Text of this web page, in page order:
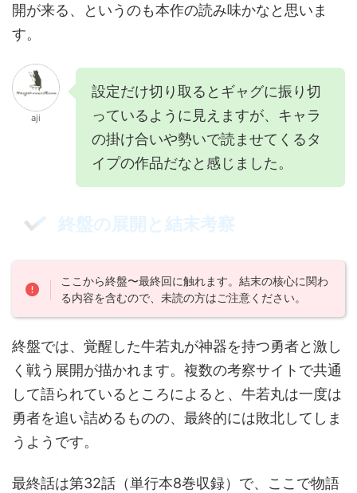
開が来る、というのも本作の読み味かなと思いま
す。
aji
設定だけ切り取るとギャグに振り切
っているように見えますが、キャラ
の掛け合いや勢いで読ませてくるタ
イプの作品だなと感じました。
終盤の展開と結末考察
ここから終盤〜最終回に触れます。結末の核心に関わ
る内容を含むので、未読の方はご注意ください。
終盤では、覚醒した牛若丸が神器を持つ勇者と激し
く戦う展開が描かれます。複数の考察サイトで共通
して語られているところによると、牛若丸は一度は
勇者を追い詰めるものの、最終的には敗北してしま
うようです。
最終話は第32話（単行本8巻収録）で、ここで物語